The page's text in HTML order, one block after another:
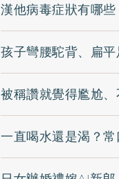
漢他病毒症狀有哪
孩子彎腰駝背、扁
被稱讚就覺得尷尬
一直喝水還是渴？